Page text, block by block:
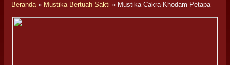
Beranda» Mustika Bertuah Sakti » Mustika Cakra Khodam Petapa